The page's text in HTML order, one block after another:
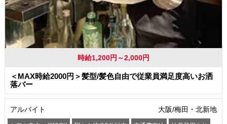
時給1,200円～2,000円
＜MAX時給2000円＞髪型/髪色自由で従業員満足度高いお洒
落バー
アルバイト 大阪/梅田・北新地